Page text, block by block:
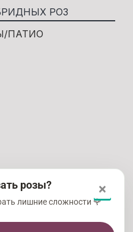
РОЗ
ПАТИО
×
розы?
лишние сложности 🌹